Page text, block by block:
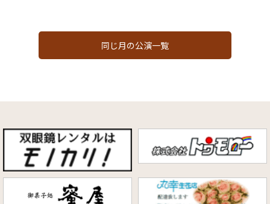
同じ月の公演一覧